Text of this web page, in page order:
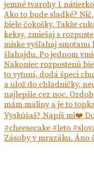
Zásoby v mrazáku. Áno